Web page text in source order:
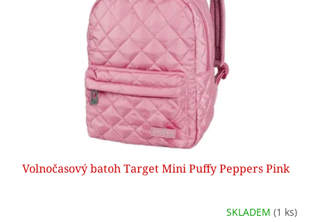
Volnočasový batoh Target Mini Puffy Peppers Pink
SKLADEM (1 ks)